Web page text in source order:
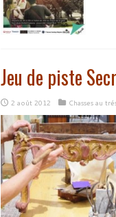
Jeu de piste
2 août 2012 Chasses au